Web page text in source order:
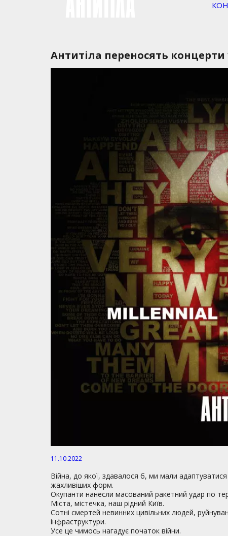
Антитіла переносять
11.10.2022
Війна, до якої, здавалося б, ми мали
жахливіших форм.
Окупанти нанесли масований ракетний удар по
Міста, містечка, наш рідний Київ.
Сотні смертей невинних цивільних людей,
інфраструктури.
Усе це чимось нагадує початок війни.